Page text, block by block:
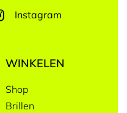
Instagram
WINKELEN
Shop
Brillen